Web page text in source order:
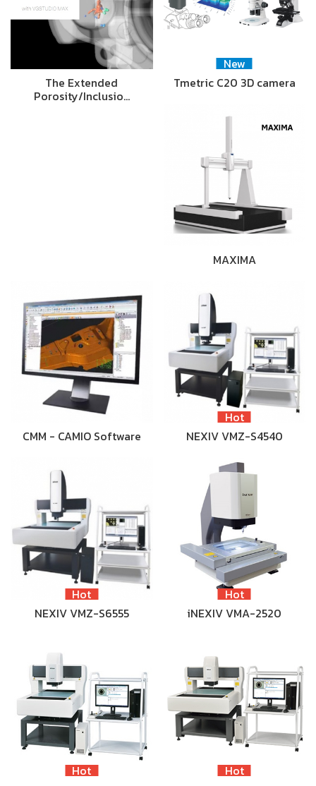
The Extended
Porosity/Inclusio…
New
Tmetric C20 3D camera
MAXIMA
CMM - CAMIO Software
Hot
NEXIV VMZ-S4540
Hot
NEXIV VMZ-S6555
Hot
iNEXIV VMA-2520
Hot
Hot